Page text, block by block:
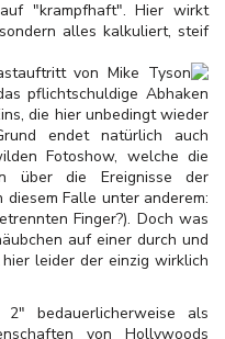
"krampfhaft". Hier wirkt
alles kalkuliert, steif
von Mike Tyson
pflichtschuldige Abhaken
die hier unbedingt wieder
endet natürlich auch
Fotoshow, welche die
über die Ereignisse der
Falle unter anderem:
Finger?). Doch was
auf einer durch und
leider der einzig wirklich
bedauerlicherweise als
von Hollywoods